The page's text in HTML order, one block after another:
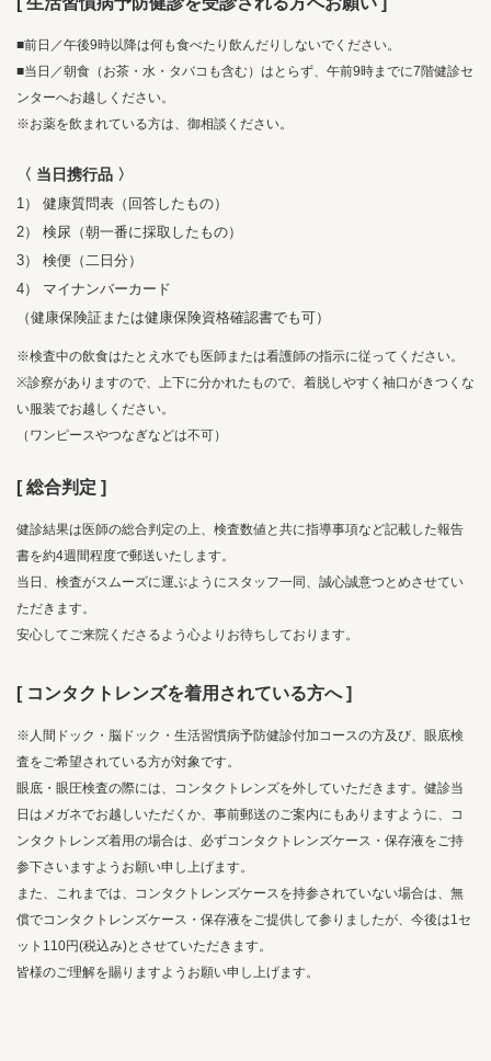
■前日／午後9時以降は何も食べたり飲んだりしないでください。
■当日／朝食（お茶・水・タバコも含む）はとらず、午前9時までに7階健診セ
ンターへお越しください。
※お薬を飲まれている方は、御相談ください。
〈 当日携行品 〉
1） 健康質問表（回答したもの）
2） 検尿（朝一番に採取したもの）
3） 検便（二日分）
4） マイナンバーカード
（健康保険証または健康保険資格確認書でも可）
※検査中の飲食はたとえ水でも医師または看護師の指示に従ってください。
※診察がありますので、上下に分かれたもので、着脱しやすく袖口がきつくな
い服装でお越しください。
（ワンピースやつなぎなどは不可）
[ 総合判定 ]
健診結果は医師の総合判定の上、検査数値と共に指導事項など記載した報告
書を約4週間程度で郵送いたします。
当日、検査がスムーズに運ぶようにスタッフ一同、誠心誠意つとめさせてい
ただきます。
安心してご来院くださるよう心よりお待ちしております。
[ コンタクトレンズを着用されている方へ ]
※人間ドック・脳ドック・生活習慣病予防健診付加コースの方及び、眼底検
査をご希望されている方が対象です。
眼底・眼圧検査の際には、コンタクトレンズを外していただきます。健診当
日はメガネでお越しいただくか、事前郵送のご案内にもありますように、コ
ンタクトレンズ着用の場合は、必ずコンタクトレンズケース・保存液をご持
参下さいますようお願い申し上げます。
また、これまでは、コンタクトレンズケースを持参されていない場合は、無
償でコンタクトレンズケース・保存液をご提供して参りましたが、今後は1セ
ット110円(税込み)とさせていただきます。
皆様のご理解を賜りますようお願い申し上げます。